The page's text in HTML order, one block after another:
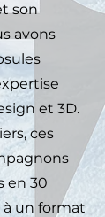
son
avons
et 3D.
ces
en 30
un format